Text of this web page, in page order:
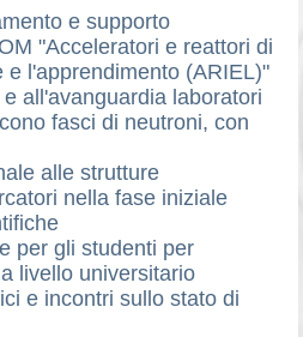
e supporto
"Acceleratori e reattori di
e l'apprendimento (ARIEL)"
all'avanguardia laboratori
fasci di neutroni, con
alle strutture
nella fase iniziale
per gli studenti per
livello universitario
e incontri sullo stato di